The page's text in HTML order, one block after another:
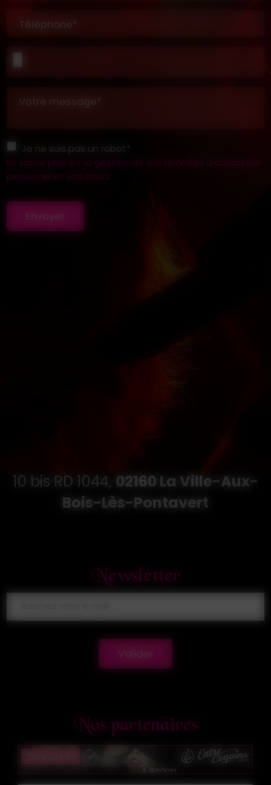
Téléphone*
Votre message*
Je ne suis pas un robot*
En savoir plus sur la gestion de vos données à caractère
personnel et vos droits
Envoyer
10 bis RD 1044, 02160 La Ville-Aux-
Bois-Lès-Pontavert
Newsletter
Valider
Nos partenaires